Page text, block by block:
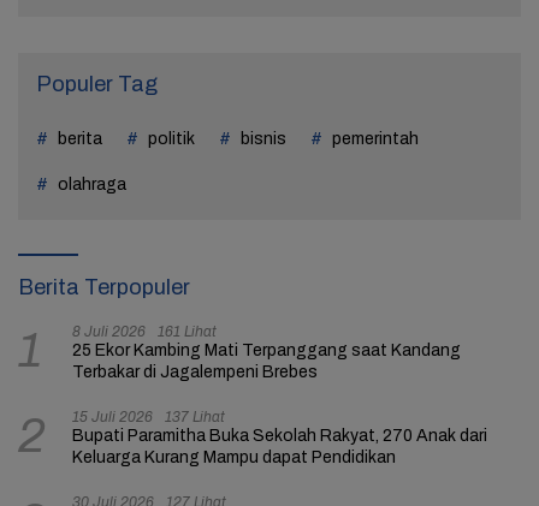
Populer Tag
berita politik bisnis pemerintah
olahraga
Berita Terpopuler
1 8 Juli 2026 161 Lihat
25 Ekor Kambing Mati Terpanggang saat Kandang
Terbakar di Jagalempeni Brebes
2 15 Juli 2026 137 Lihat
Bupati Paramitha Buka Sekolah Rakyat, 270 Anak dari
Keluarga Kurang Mampu dapat Pendidikan